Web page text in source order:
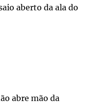
aberto da ala do
abre mão da